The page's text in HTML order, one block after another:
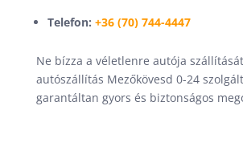
Telefon: +36 (70) 744-4447
Ne bízza a véletlenre autója
autószállítás Mezőkövesd 0-24
garantáltan gyors és biztonságos